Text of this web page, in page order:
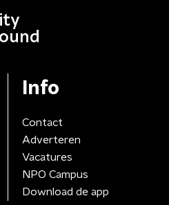
Info
Contact
Adverteren
Vacatures
NPO Campus
Download de app